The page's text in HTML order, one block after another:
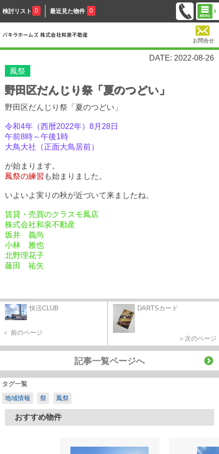
検討リスト 0 最近見た物件 0
お問合せ
DATE: 2022-08-26
鳳祭
野田区だんじり祭「夏のつどい」
野田区だんじり祭「夏のつどい」
令和4年（西暦2022年）8月28日
午前8時～午後1時
大鳥大社（正面大鳥居前）
が始まります。
鳳祭の練習 も始まりました。
いよいよ実りの秋が近づいて来ましたね。
賃貸・売買のクラスモ鳳店
株式会社和泉不動産
坂井 義尚
小林 雅也
北野理花子
藤田 祐矢
快活CLUB
＜ 前のページ
DARTSカード
＞次のページ
記事一覧ページへ
タグ一覧
地域情報
祭 鳳祭
おすすめ物件